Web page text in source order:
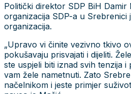
Politički direktor SDP BiH Damir
organizacija SDP-a u Srebrenici
organizacija.
„Upravo vi činite vezivno tkivo
pokušavaju prisvajati i dijeliti.
ste uspjeli biti iznad svih tenzija i
vam žele nametnuti. Zato
načelnikom i jeste primjer